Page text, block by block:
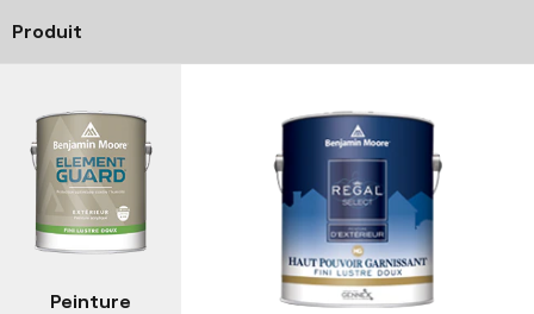
Produit
Peinture